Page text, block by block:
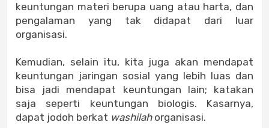
keuntungan materi berupa uang atau harta, dan
pengalaman yang tak didapat dari luar
organisasi.
Kemudian, selain itu, kita juga akan mendapat
keuntungan jaringan sosial yang lebih luas dan
bisa jadi mendapat keuntungan lain; katakan
saja seperti keuntungan biologis. Kasarnya,
dapat jodoh berkat washilahorganisasi.